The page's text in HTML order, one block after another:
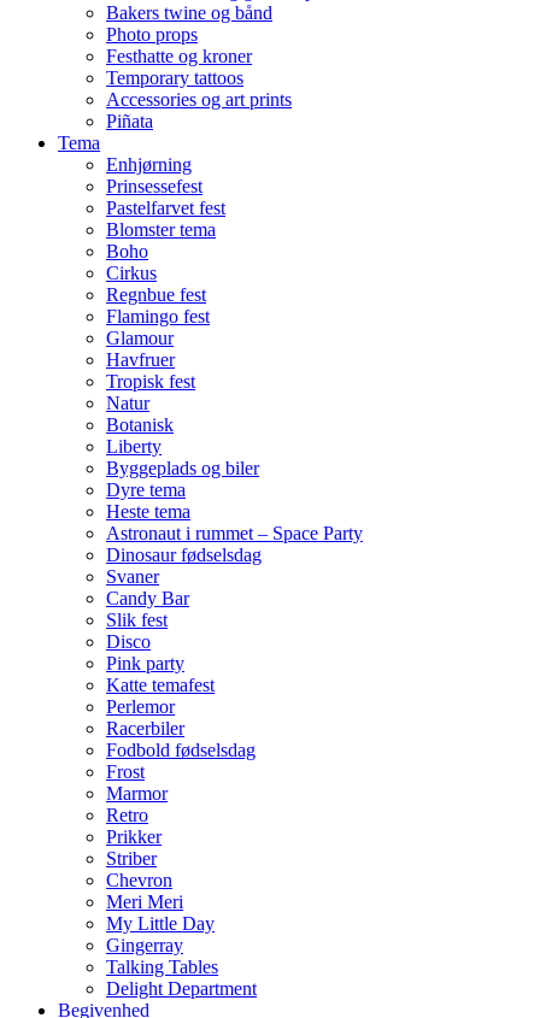
Bakers twine og bånd
Photo props
Festhatte og kroner
Temporary tattoos
Accessories og art prints
Piñata
Tema
Enhjørning
Prinsessefest
Pastelfarvet fest
Blomster tema
Boho
Cirkus
Regnbue fest
Flamingo fest
Glamour
Havfruer
Tropisk fest
Natur
Botanisk
Liberty
Byggeplads og biler
Dyre tema
Heste tema
Astronaut i rummet – Space Party
Dinosaur fødselsdag
Svaner
Candy Bar
Slik fest
Disco
Pink party
Katte temafest
Perlemor
Racerbiler
Fodbold fødselsdag
Frost
Marmor
Retro
Prikker
Striber
Chevron
Meri Meri
My Little Day
Gingerray
Talking Tables
Delight Department
Begivenhed